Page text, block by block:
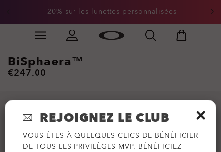
Skip to
-20% sur les lunettes personnalisées
Slide 1 of 2. -20% sur les lunettes personnalisées
BiSphaera™
€247.00
REJOIGNEZ LE CLUB
VOUS ÊTES À QUELQUES CLICS DE BÉNÉFICIER
DE TOUS LES PRIVILÈGES MVP. BÉNÉFICIEZ